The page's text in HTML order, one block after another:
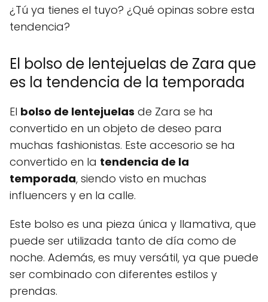
¿Tú ya tienes el tuyo? ¿Qué opinas sobre esta
tendencia?
El bolso de lentejuelas de Zara que
es la tendencia de la temporada
El bolso de lentejuelas de Zara se ha
convertido en un objeto de deseo para
muchas fashionistas. Este accesorio se ha
convertido en la tendencia de la
temporada, siendo visto en muchas
influencers y en la calle.
Este bolso es una pieza única y llamativa, que
puede ser utilizada tanto de día como de
noche. Además, es muy versátil, ya que puede
ser combinado con diferentes estilos y
prendas.